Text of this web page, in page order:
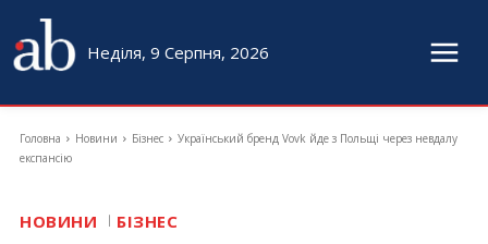
Неділя, 9 Серпня, 2026
Головна Новини Бізнес
Український бренд Vovk йде з Польщі через невдалу
експансію
НОВИНИ БІЗНЕС